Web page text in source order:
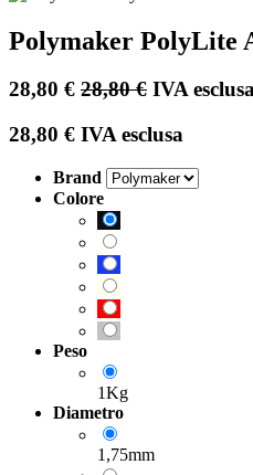
Polymaker PolyLite
28,80 € 28,80€ IVA
28,80 € IVA esclusa
Brand
Colore
Peso
1Kg
Diametro
1,75mm